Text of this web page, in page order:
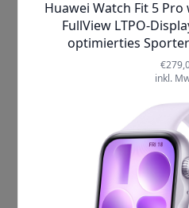
Natürlich ist die Uhr
iOS und Android–
perfekt deinem
Ob beim
Park, dem